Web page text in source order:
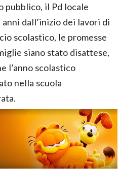
pubblico, il Pd locale
dall’inizio dei lavori di
scolastico, le promesse
siano stato disattese,
l’anno scolastico
nella scuola